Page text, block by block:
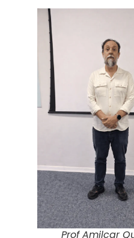
Prof Amilcar